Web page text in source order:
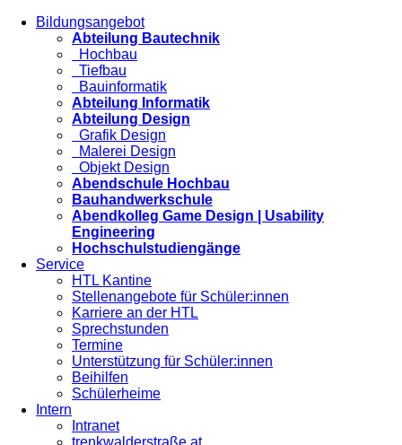
Bildungsangebot
Abteilung Bautechnik
Hochbau
Tiefbau
Bauinformatik
Abteilung Informatik
Abteilung Design
Grafik Design
Malerei Design
Objekt Design
Abendschule Hochbau
Bauhandwerkschule
Abendkolleg Game Design | Usability
Engineering
Hochschulstudiengänge
Service
HTL Kantine
Stellenangebote für Schüler:innen
Karriere an der HTL
Sprechstunden
Termine
Unterstützung für Schüler:innen
Beihilfen
Schülerheime
Intern
Intranet
trenkwalderstraße.at